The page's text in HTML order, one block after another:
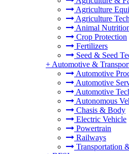
Agriculture
Agriculture
Animal
Crop Protection
Fertilizers
Seed & Seed
+ Automotive &
Automotive
Automotive
Automotive
Autonomous
Chasis & Body
Electric Vehicle
Powertrain
Railways
Transportation